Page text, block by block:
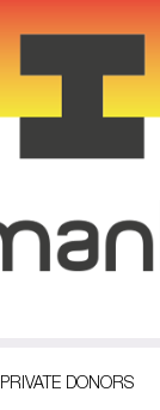
PRIVATE DONORS